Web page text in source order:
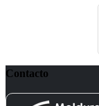
Contacto